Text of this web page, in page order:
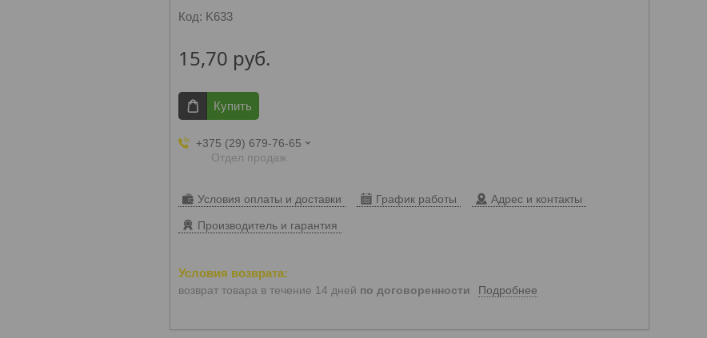
Код: K633
15,70 руб.
Купить
+375 (29) 679-76-65
Отдел продаж
Условия оплаты и доставки График работы Адрес и контакты
Производитель и гарантия
возврат товара в течение 14 дней по договоренности Подробнее